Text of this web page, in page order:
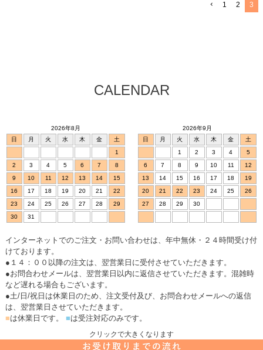
1 2 3
CALENDAR
2026年8月
日
月 火 水 木 金
土
1
2
3 4 5 6 7
8
9
10 11 12 13 14
15
16
17 18 19 20 21
22
23
24 25 26 27 28
29
30
31
2026年9月
日
月 火 水 木 金
土
1
2 3 4
5
6
7 8 9 10 11
12
13
14 15 16 17 18
19
20
21 22 23 24 25
26
27
28 29 30
インターネットでのご注文・お問い合わせは、年中無休・２４時間受け付
けております。
●１４：００以降の注文は、翌営業日に受付させていただきます。
●お問合わせメールは、翌営業日以内に返信させていただきます。混雑時
など遅れる場合もございます。
●土/日/祝日は休業日のため、注文受付及び、お問合わせメールへの返信
は、翌営業日させていただきます。
■は休業日です。 ■は受注対応のみです。
クリックで大きくなります